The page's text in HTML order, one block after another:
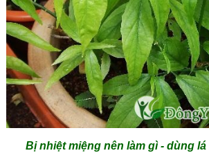
Bị nhiệt miệng nên làm gì - dùng